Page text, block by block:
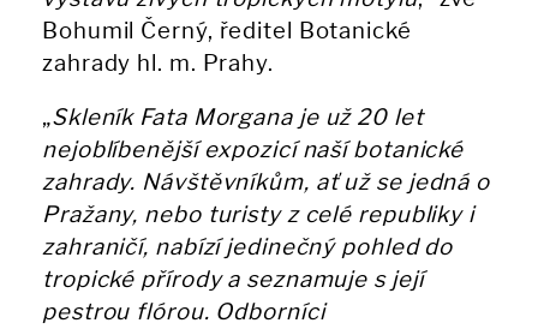
Bohumil Černý, ředitel Botanické
zahrady hl. m. Prahy.
„Skleník Fata Morgana je už 20 let
nejoblíbenější expozicí naší botanické
zahrady. Návštěvníkům, ať už se jedná o
Pražany, nebo turisty z celé republiky i
zahraničí, nabízí jedinečný pohled do
tropické přírody a seznamuje s její
pestrou flórou. Odborníci